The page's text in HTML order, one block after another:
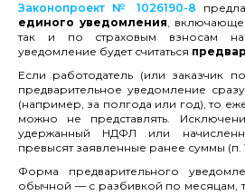
Законопроект № 1026190-8
единого уведомления,
так и по страховым взносам
уведомление будет считаться
Если работодатель (или заказчик
предварительное уведомление
(например, за полгода или год), то
можно не представлять.
удержанный НДФЛ или
превысят заявленные ранее суммы (п.
Форма предварительного
обычной — с разбивкой по месяцам,